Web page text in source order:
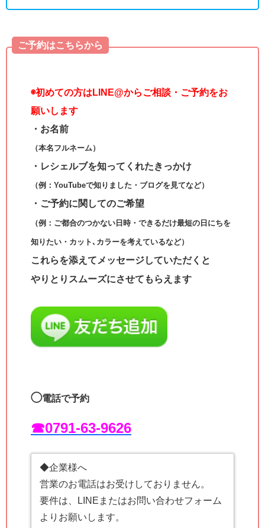
ご予約はこちらから
◉初めての方はLINE@からご相談・ご予約をお
願いします
・お名前
（本名フルネーム）
・レシェルブを知ってくれたきっかけ
（例：YouTubeで知りました・ブログを見てなど）
・ご予約に関してのご希望
（例：ご都合のつかない日時・できるだけ最短の日にちを
知りたい・カット､カラーを考えているなど）
これらを添えてメッセージしていただくと
やりとりスムーズにさせてもらえます
◯電話で予約
☎︎0791-63-9626
◆企業様へ
営業のお電話はお受けしておりません。
要件は、LINEまたはお問い合わせフォーム
よりお願いします。